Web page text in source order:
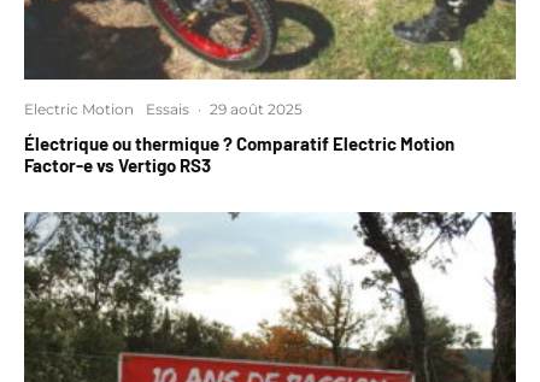
Electric Motion Essais · 29 août 2025
Électrique ou thermique ? Comparatif Electric Motion
Factor-e vs Vertigo RS3